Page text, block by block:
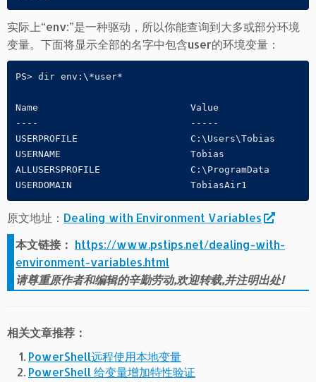
实际上“env:”是一种驱动，所以你能查询到大多或部分环境
变量。下面将显示全部的名字中包含user的环境变量：
PS> dir env:\*user*
Name                           Value
----                           -----
USERPROFILE                    C:\Users\Tobias
USERNAME                       Tobias
ALLUSERSPROFILE                C:\ProgramData
USERDOMAIN                     TobiasAir1
原文地址： Dealing with Environment Variables
本文链接： https://www.pstips.net/dealing-with-
environment-variables.html
请尊重原作者和编辑的辛勤劳动,欢迎转载,并注明出处!
相关文章推荐：
PowerShell远程使用本地变量
PowerShell 给变量增加特性验证